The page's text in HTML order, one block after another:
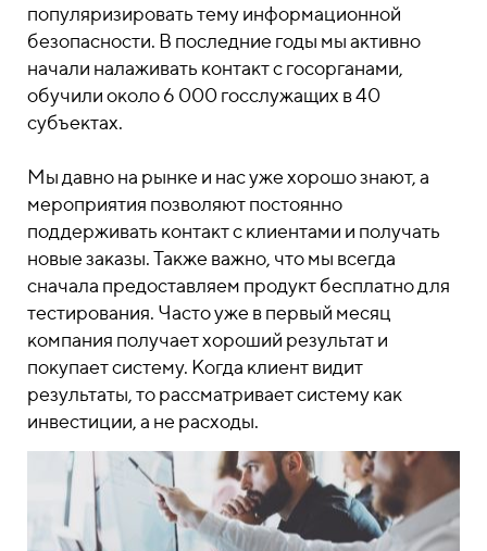
популяризировать тему информационной
безопасности. В последние годы мы активно
начали налаживать контакт с госорганами,
обучили около 6 000 госслужащих в 40
субъектах.
Мы давно на рынке и нас уже хорошо знают, а
мероприятия позволяют постоянно
поддерживать контакт с клиентами и получать
новые заказы. Также важно, что мы всегда
сначала предоставляем продукт бесплатно для
тестирования. Часто уже в первый месяц
компания получает хороший результат и
покупает систему. Когда клиент видит
результаты, то рассматривает систему как
инвестиции, а не расходы.